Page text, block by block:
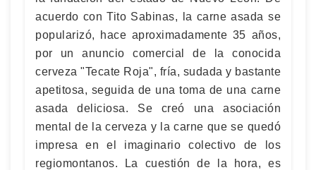
acuerdo con Tito Sabinas, la carne asada se
popularizó, hace aproximadamente 35 años,
por un anuncio comercial de la conocida
cerveza "Tecate Roja", fría, sudada y bastante
apetitosa, seguida de una toma de una carne
asada deliciosa. Se creó una asociación
mental de la cerveza y la carne que se quedó
impresa en el imaginario colectivo de los
regiomontanos. La cuestión de la hora, es